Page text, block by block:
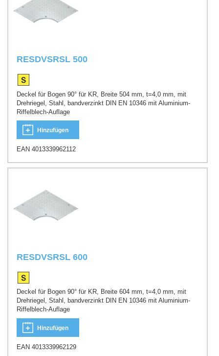
RESDVSRSL 500
Deckel für Bogen 90° für KR, Breite 504 mm, t=4,0 mm, mit
Drehriegel, Stahl, bandverzinkt DIN EN 10346 mit Aluminium-
Riffelblech-Auflage
Hinzufügen
EAN 4013339962112
RESDVSRSL 600
Deckel für Bogen 90° für KR, Breite 604 mm, t=4,0 mm, mit
Drehriegel, Stahl, bandverzinkt DIN EN 10346 mit Aluminium-
Riffelblech-Auflage
Hinzufügen
EAN 4013339962129